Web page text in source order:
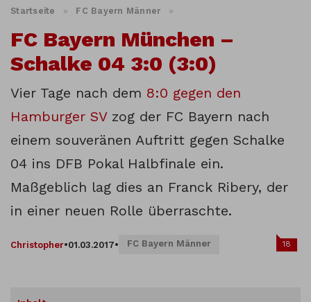
Startseite » FC Bayern Männer »
FC Bayern München –
Schalke 04 3:0 (3:0)
Vier Tage nach dem 8:0 gegen den
Hamburger SVzog der FC Bayern nach
einem souveränen Auftritt gegen Schalke
04 ins DFB Pokal Halbfinale ein.
Maßgeblich lag dies an Franck Ribery, der
in einer neuen Rolle überraschte.
Christopher•01.03.2017• FC Bayern Männer 18